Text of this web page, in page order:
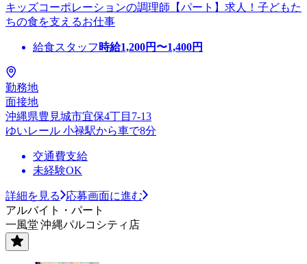
キッズコーポレーションの調理師【パート】求人！子どもた
ちの食を支えるお仕事
給食スタッフ 時給1,200円〜1,400円
勤務地
面接地
沖縄県豊見城市宜保4丁目7-13
ゆいレール 小禄駅から車で8分
交通費支給
未経験OK
詳細を見る
応募画面に進む
アルバイト・パート
一風堂 沖縄パルコシティ店